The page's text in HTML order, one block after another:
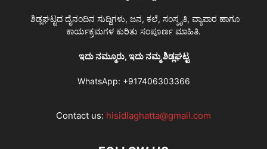
ಶಿಡ್ಲಘಟ್ಟದ ದೈನಂದಿನ ಸುದ್ದಿಗಳು, ಜನ, ಕಲೆ, ಸಂಸ್ಕೃತಿ, ವ್ಯಾಪಾರ ಹಾಗೂ
ಕಾರ್ಯಕ್ರಮಗಳ ಕುರಿತು ಸಂಪೂರ್ಣ ಮಾಹಿತಿ.
ಇದು ನಮ್ಮೂರು, ಇದು ನಮ್ಮ ಶಿಡ್ಲಘಟ್ಟ
WhatsApp: +917406303366
Contact us: hisidlaghatta@gmail.com